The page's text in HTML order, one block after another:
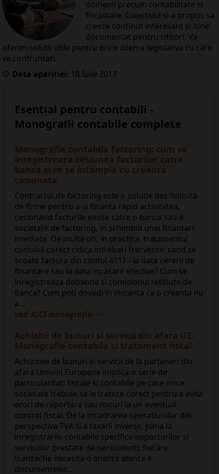
domenii precum contabilitate si
fiscalitate. Colectivul si-a propus sa
creeze continut interesant si bine
documentat pentru cititori. Va
oferim solutii utile pentru orice dilema legislativa cu care
va confruntati.
Data aparitiei: 18 Iulie 2017
Esential pentru contabili -
Monografii contabile complete
Monografie contabila factoring: cum se
inregistreaza cesiunea facturilor catre
banca si ce se intampla cu creanta
cesionata
Contractul de factoring este o solutie des folosita
de firme pentru a-si finanta rapid activitatea,
cesionand facturile emise catre o banca sau o
societate de factoring, in schimbul unei finantari
imediate. De multe ori, in practica, tratamentul
contabil corect ridica intrebari frecvente: cand se
scoate factura din contul 4111 - la data cererii de
finantare sau la data incasarii efective? Cum se
inregistreaza dobanda si comisionul retinute de
banca? Cum poti dovedi in instanta ca o creanta nu
a...
vezi AICI monografia <<
Achizitii de bunuri si servicii din afara UE.
Monografie contabila si tratament fiscal
Achizitiile de bunuri si servicii de la parteneri din
afara Uniunii Europene implica o serie de
particularitati fiscale si contabile pe care orice
societate trebuie sa le trateze corect pentru a evita
erori de raportare sau riscuri la un eventual
control fiscal. De la incadrarea operatiunilor din
perspectiva TVA si a taxarii inverse, pana la
inregistrarile contabile specifice importurilor si
serviciilor prestate de nerezidenti, fiecare
tranzactie necesita o analiza atenta a
documentelor...